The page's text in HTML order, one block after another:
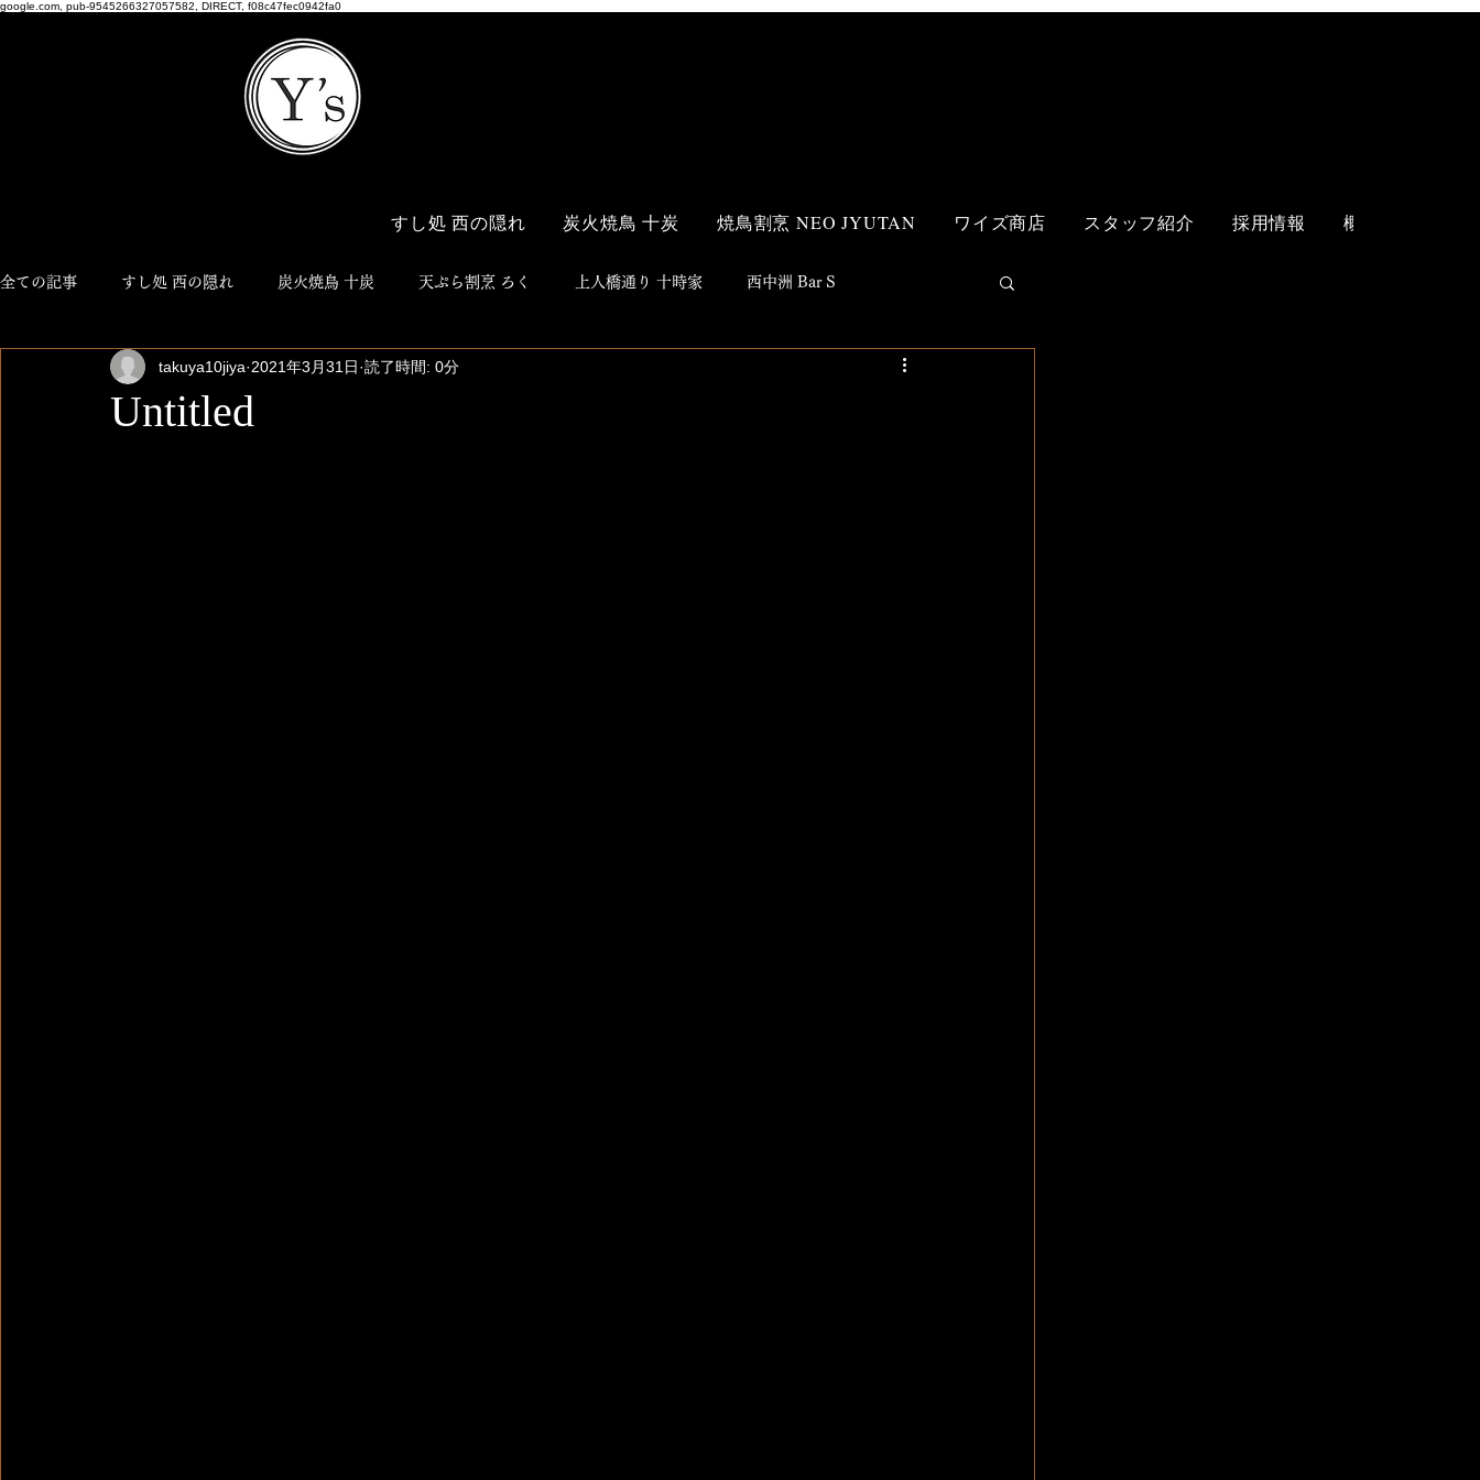
google.com, pub-9545266327057582, DIRECT, f08c47fec0942fa0
すし処 西の隠れ 炭火焼鳥 十炭 焼鳥割烹 NEO JYUTAN ワイズ商店 スタッフ紹介 採用情報 概要
全ての記事 すし処 西の隠れ 炭火焼鳥 十炭 天ぷら割烹 ろく 上人橋通り 十時家 西中洲 Bar S
博多おでん ろく NEO JYUTAN ワイズ商店 居酒屋
Untitled
takuya10jiya 2021年3月31日 読了時間: 0分